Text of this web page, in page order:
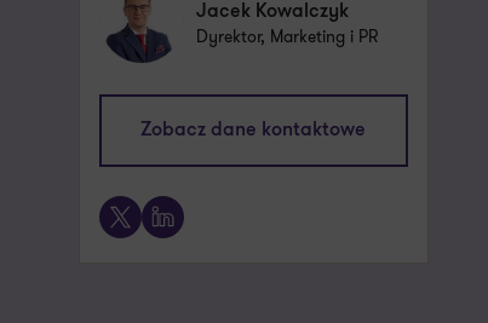
Jacek Kowalczyk
Dyrektor, Marketing i PR
Zobacz dane kontaktowe
X LinkedIn